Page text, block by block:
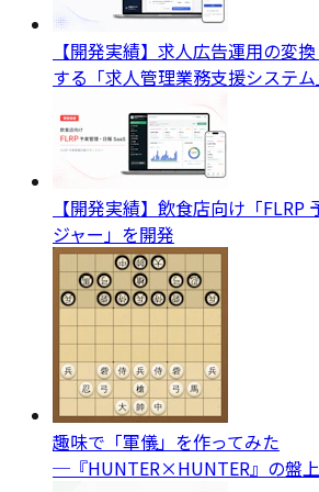
【開発実績】求人広告運用の変
する「求人管理業務支援システ
【開発実績】飲食店向け「FLRP
ジャー」を開発
趣味で「軍儀」を作ってみた
─『HUNTER×HUNTER』の盤